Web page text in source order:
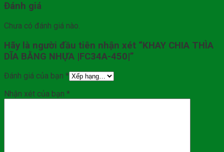
Đánh giá
Chưa có đánh giá nào.
Hãy là người đầu tiên nhận xét “KHAY CHIA THÌA
DĨA BẰNG NHỰA |FC34A-450|”
Đánh giá của bạn *
Nhận xét của bạn *